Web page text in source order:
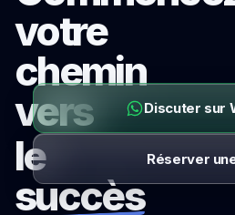
votre
chemin
vers
le
succès
Discuter sur
Réserver